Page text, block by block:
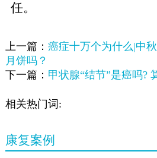
任。
上一篇： 癌症十万个为什么|中
月饼吗？
下一篇： 甲状腺“结节”是癌吗?
相关热门词:
康复案例